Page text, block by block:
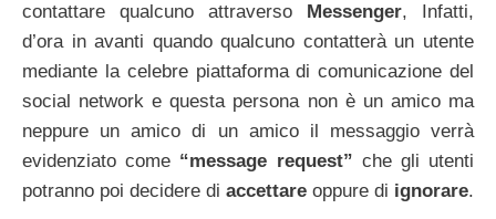
contattare qualcuno attraverso
Messenger, Infatti,
d’ora in avanti quando qualcuno contatterà un utente
mediante la celebre piattaforma di comunicazione del
social network e questa persona non è un amico ma
neppure un amico di un amico il messaggio verrà
evidenziato come “message request” che gli utenti
potranno poi decidere di accettare oppure di ignorare.